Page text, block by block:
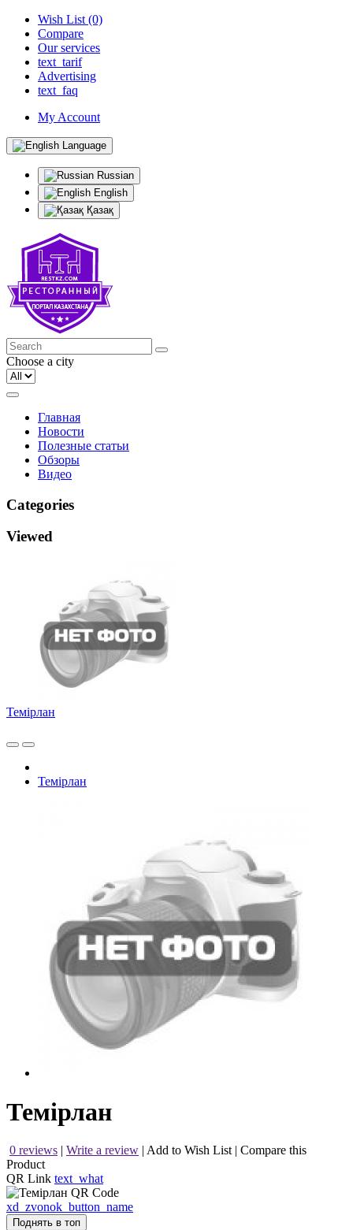
Wish List (0)
Compare
Our services
text_tarif
Advertising
text_faq
My Account
Language
Russian
English
Қазақ
Choose a city
Главная
Новости
Полезные статьи
Обзоры
Видео
Categories
Viewed
Темiрлан
Темiрлан
Темiрлан
0 reviews | Write a review | Add to Wish List | Compare this
Product
QR Link text_what
xd_zvonok_button_name
Поднять в топ